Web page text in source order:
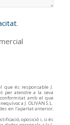
.
que és responsable J.
per atendre a la seva
amb el que
a J. OLIVAN S.L.
en l’apartat anterior,
oposició i, si és